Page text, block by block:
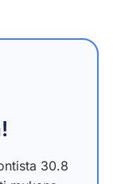
30.8